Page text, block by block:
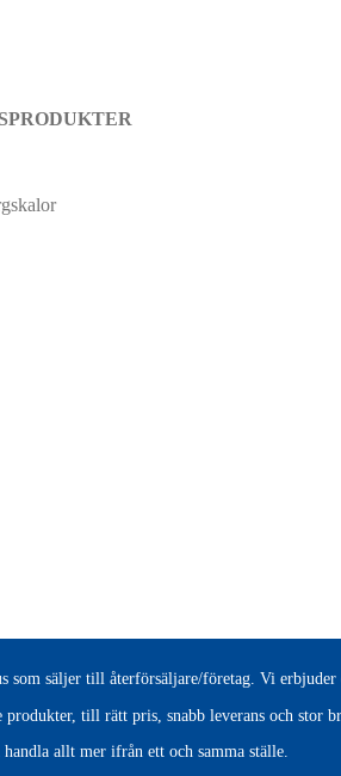
som säljer till återförsäljare/företag. Vi
till rätt pris, snabb leverans och stor
allt mer ifrån ett och samma ställe.